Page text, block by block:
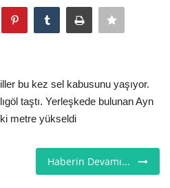
bu kez sel kabusunu yaşıyor.
taştı. Yerleşkede bulunan Ayn
metre yükseldi
Haberin Devamı...